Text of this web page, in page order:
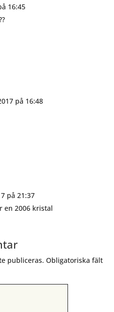
16:45
på 16:48
på 21:37
en 2006 kristal
publiceras. Obligatoriska fält